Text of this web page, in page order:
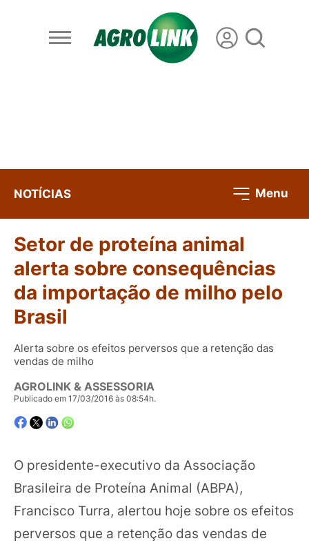
NOTÍCIAS Menu
Setor de proteína animal
alerta sobre consequências
da importação de milho pelo
Brasil
Alerta sobre os efeitos perversos que a retenção das
vendas de milho
AGROLINK & ASSESSORIA
Publicado em 17/03/2016 às 08:54h.
O presidente-executivo da Associação
Brasileira de Proteína Animal (ABPA),
Francisco Turra, alertou hoje sobre os efeitos
perversos que a retenção das vendas de